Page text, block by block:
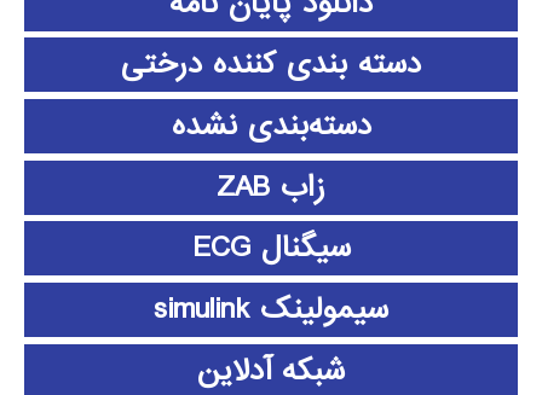
دسته بندی کننده درختی
دسته‌بندی نشده
زاب ZAB
سیگنال ECG
سیمولینک simulink
شبکه آدلاین